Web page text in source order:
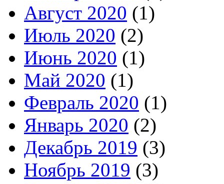
Август 2020 (1)
Июль 2020 (2)
Июнь 2020 (1)
Май 2020 (1)
Февраль 2020 (1)
Январь 2020 (2)
Декабрь 2019 (3)
Ноябрь 2019 (3)